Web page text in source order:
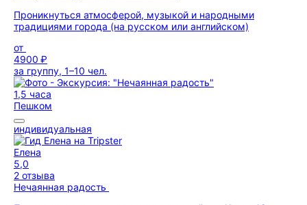
Проникнуться атмосферой, музыкой и народными
традициями города (на русском или английском)
от
4900 ₽
за группу, 1–10 чел.
1,5 часа
Пешком
индивидуальная
Елена
5,0
2 отзыва
Нечаянная радость